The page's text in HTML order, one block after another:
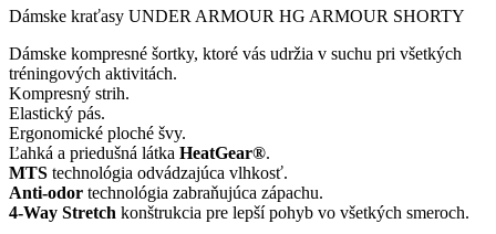
Dámske kraťasy UNDER ARMOUR HG ARMOUR SHORTY
Dámske kompresné šortky, ktoré vás udržia v suchu pri všetkých
tréningových aktivitách.
Kompresný strih.
Elastický pás.
Ergonomické ploché švy.
Ľahká a priedušná látka HeatGear®.
MTS technológia odvádzajúca vlhkosť.
Anti-odor technológia zabraňujúca zápachu.
4-Way Stretch konštrukcia pre lepší pohyb vo všetkých smeroch.